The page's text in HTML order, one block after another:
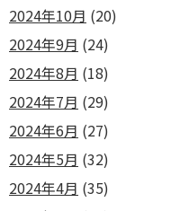
2024年10月 (20)
2024年9月 (24)
2024年8月 (18)
2024年7月 (29)
2024年6月 (27)
2024年5月 (32)
2024年4月 (35)